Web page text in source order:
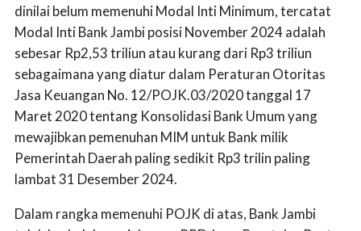
dinilai belum memenuhi Modal Inti Minimum, tercatat
Modal Inti Bank Jambi posisi November 2024 adalah
sebesar Rp2,53 triliun atau kurang dari Rp3 triliun
sebagaimana yang diatur dalam Peraturan Otoritas
Jasa Keuangan No. 12/POJK.03/2020 tanggal 17
Maret 2020 tentang Konsolidasi Bank Umum yang
mewajibkan pemenuhan MIM untuk Bank milik
Pemerintah Daerah paling sedikit Rp3 trilin paling
lambat 31 Desember 2024.
Dalam rangka memenuhi POJK di atas, Bank Jambi